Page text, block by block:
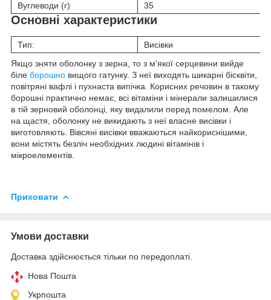
Вуглеводи (г)
35
Основні характеристики
Тип:
Висівки
Якщо зняти оболонку з зерна, то з м'якої серцевини вийде
біле борошно вищого гатунку. З неї виходять шикарні бісквіти,
повітряні вафлі і пухнаста випічка. Корисних речовин в такому
борошні практично немає, всі вітаміни і мінерали залишилися
в тій зерновий оболонці, яку видалили перед помелом. Але
на щастя, оболонку не викидають з неї власне висівки і
виготовляють. Вівсяні висівки вважаються найкориснішими,
вони містять безліч необхідних людині вітамінів і
мікроелементів.
Приховати
Умови доставки
Доставка здійснюється тільки по передоплаті.
Нова Пошта
Укрпошта